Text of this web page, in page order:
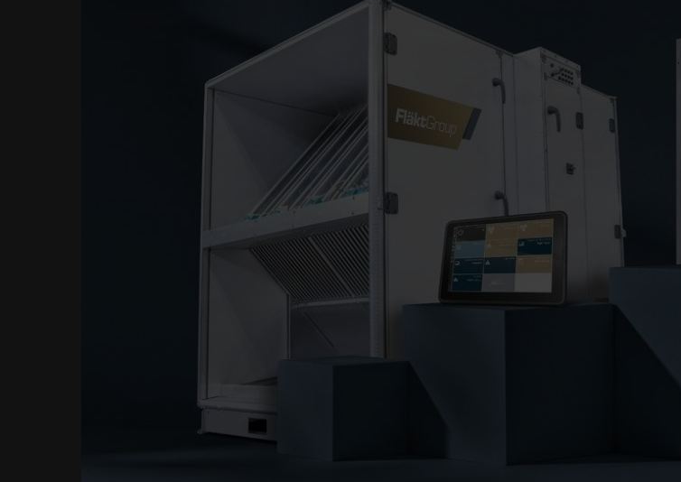
Edifici industriali
Industria manifatturiera
Controlli & Connettività
FläktEdge Mini BMS
Regolatori per UTA - Demo
ISYteq 4.0
Soluzioni di
ventilazione
Protezione antincendio ed
estrazione forzata fumo e
calore SEFFC
Edifici residenziali